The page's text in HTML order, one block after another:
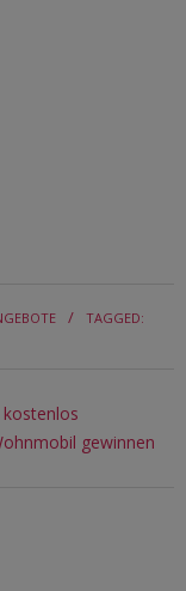
TAGGED:
kostenlos
gewinnen